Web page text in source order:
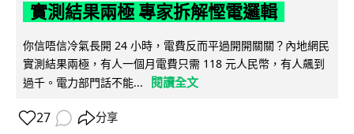
實測結果兩極 專家拆解慳電邏輯
你信唔信冷氣長開 24 小時，電費反而平過開開關關？內地網民
實測結果兩極，有人一個月電費只需 118 元人民幣，有人飆到
過千。電力部門話不能...
閱讀全文
27 分享